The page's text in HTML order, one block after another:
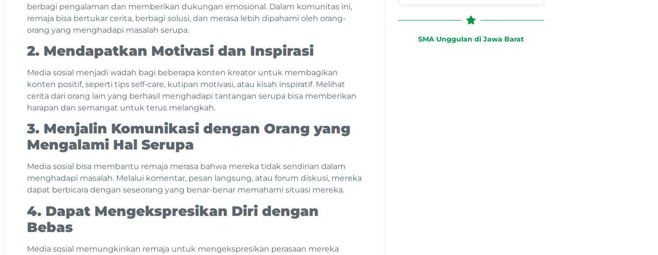
berbagi pengalaman dan memberikan dukungan emosional. Dalam komunitas ini,
remaja bisa bertukar cerita, berbagi solusi, dan merasa lebih dipahami oleh orang-
orang yang menghadapi masalah serupa.
2. Mendapatkan Motivasi dan Inspirasi
Media sosial menjadi wadah bagi beberapa konten kreator untuk membagikan
konten positif, seperti tips self-care, kutipan motivasi, atau kisah inspiratif. Melihat
cerita dari orang lain yang berhasil menghadapi tantangan serupa bisa memberikan
harapan dan semangat untuk terus melangkah.
3. Menjalin Komunikasi dengan Orang yang
Mengalami Hal Serupa
Media sosial bisa membantu remaja merasa bahwa mereka tidak sendirian dalam
menghadapi masalah. Melalui komentar, pesan langsung, atau forum diskusi, mereka
dapat berbicara dengan seseorang yang benar-benar memahami situasi mereka.
4. Dapat Mengekspresikan Diri dengan
Bebas
Media sosial memungkinkan remaja untuk mengekspresikan perasaan mereka
SMA Unggulan di Jawa Barat